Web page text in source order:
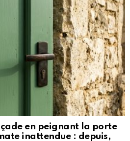
en peignant la porte
inattendue : depuis,